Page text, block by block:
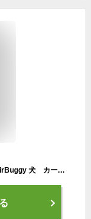
Air Buggy for Dog NEST BIKE (ネスト バイク)AirBuggy 犬 カートエアバギー